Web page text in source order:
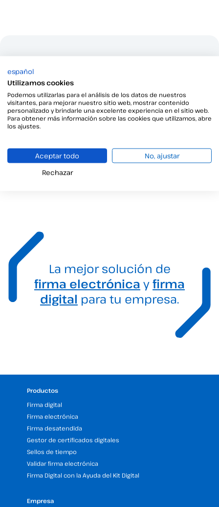
necesitas más detalles?
Estamos aquí para brindarte toda la información que
necesitas.
Haz clic aquí para hablar con nuestro equipo comercial.
Contacta con nosotros
La mejor solución de
firma electrónica yfirma
digital para tu empresa.
Productos
Firma digital
Firma electrónica
Firma desatendida
Gestor de certificados digitales
Sellos de tiempo
Validar firma electrónica
Firma Digital con la Ayuda del Kit Digital
Empresa
español
Utilizamos cookies
Podemos utilizarlas para el análisis de los datos de nuestros
visitantes, para mejorar nuestro sitio web, mostrar contenido
personalizado y brindarle una excelente experiencia en el sitio web.
Para obtener más información sobre las cookies que utilizamos, abre
los ajustes.
Aceptar todo
No, ajustar
Rechazar